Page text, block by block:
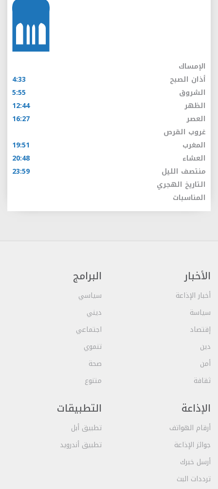
الإمساك
أذان الصبح
4:33
الشروق
5:55
الظهر
12:44
العصر
16:27
غروب القرص
المغرب
19:51
العشاء
20:48
منتصف الليل
23:59
التاريخ الهجري
المناسبات
الأخبار
أخبار الإذاعة
سياسة
إقتصاد
دين
أمن
ثقافة
البرامج
سياسي
ديني
اجتماعي
تنموي
صحة
متنوع
الإذاعة
أرقام الهواتف
جوائز الإذاعة
أرسل خبرك
ترددات البث
التطبيقات
تطبيق أبل
تطبيق أندرويد